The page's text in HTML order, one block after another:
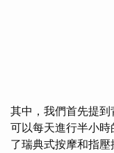
其中，我們首先提
可以每天進行半小
了瑞典式按摩和指